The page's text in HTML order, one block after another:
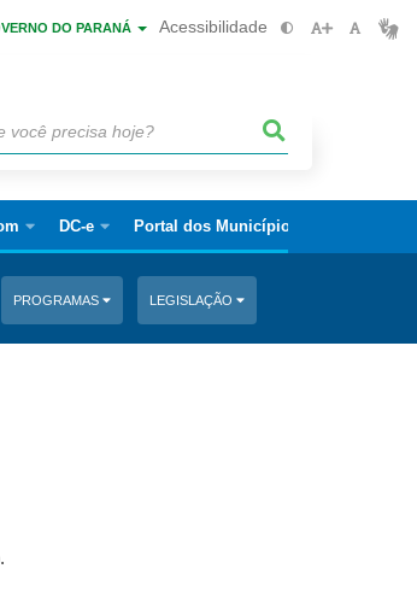
DO PARANÁ Acessibilidade
DC-e Portal dos Municípios
PROGRAMAS LEGISLAÇÃO